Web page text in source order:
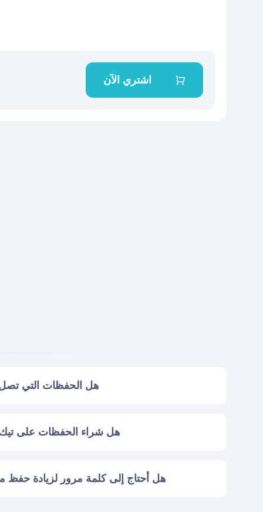
اشتري الآن
هل الحفظات التي
هل شراء الحفظات على تيك
هل أحتاج إلى كلمة مرور لزيادة حفظ